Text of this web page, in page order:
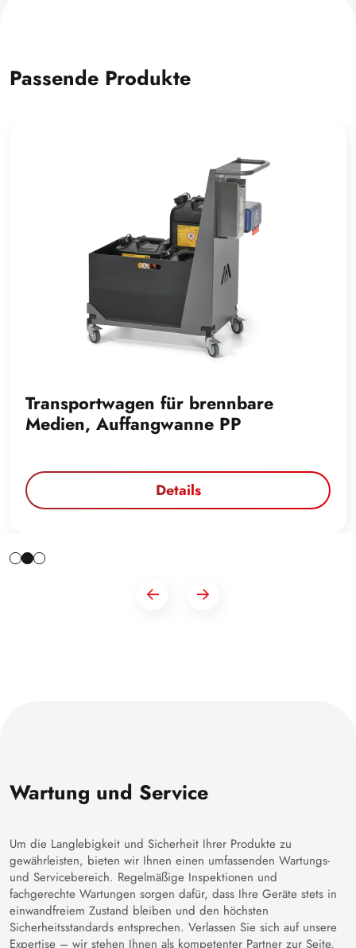
Passende Produkte
Transportwagen für brennbare
Medien, Auffangwanne PP
Details
Wartung und Service
Um die Langlebigkeit und Sicherheit Ihrer Produkte zu
gewährleisten, bieten wir Ihnen einen umfassenden Wartungs-
und Servicebereich. Regelmäßige Inspektionen und
fachgerechte Wartungen sorgen dafür, dass Ihre Geräte stets in
einwandfreiem Zustand bleiben und den höchsten
Sicherheitsstandards entsprechen. Verlassen Sie sich auf unsere
Expertise – wir stehen Ihnen als kompetenter Partner zur Seite,